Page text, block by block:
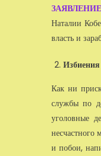
Наталии
власть и
Как ни
службы по
уголовные
несчастного
и побои,